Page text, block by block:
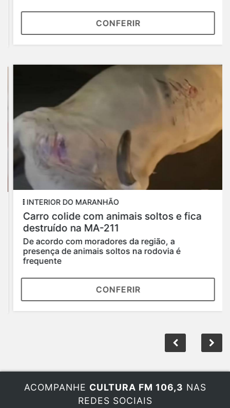
CONFERIR
INTERIOR DO MARANHÃO
Carro colide com animais soltos e fica
destruído na MA-211
De acordo com moradores da região, a
presença de animais soltos na rodovia é
frequente
CONFERIR
ACOMPANHE CULTURA FM 106,3 NAS
REDES SOCIAIS